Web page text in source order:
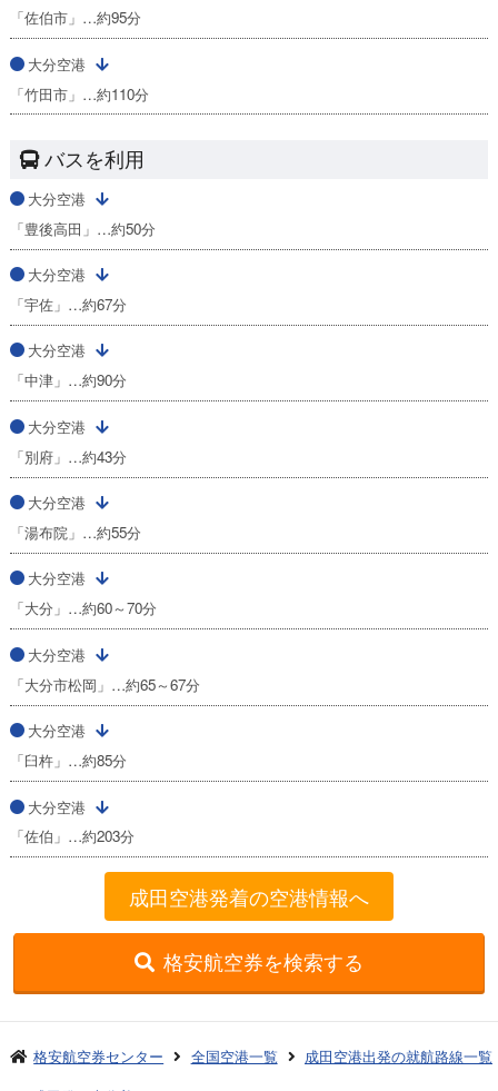
「佐伯市」…約95分
大分空港
「竹田市」…約110分
バスを利用
大分空港
「豊後高田」…約50分
大分空港
「宇佐」…約67分
大分空港
「中津」…約90分
大分空港
「別府」…約43分
大分空港
「湯布院」…約55分
大分空港
「大分」…約60～70分
大分空港
「大分市松岡」…約65～67分
大分空港
「臼杵」…約85分
大分空港
「佐伯」…約203分
成田空港発着の空港情報へ
格安航空券を検索する
格安航空券センター 全国空港一覧
成田空港出発の就航路線一覧